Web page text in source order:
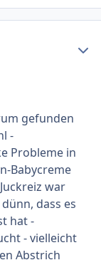
gefunden
-
Probleme in
Babycreme
war
dass es
hat -
- vielleicht
Abstrich